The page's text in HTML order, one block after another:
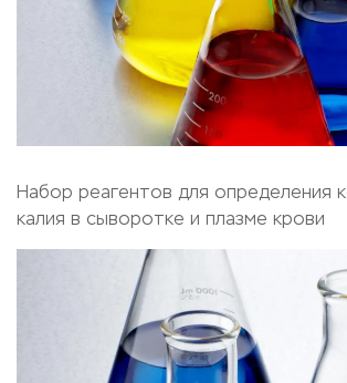
Набор реагентов для определения
калия в сыворотке и плазме крови